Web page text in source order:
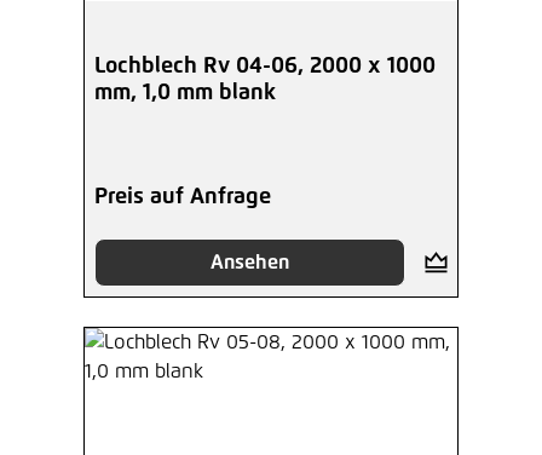
Lochblech Rv 04-06, 2000 x 1000
mm, 1,0 mm blank
Preis auf Anfrage
Ansehen